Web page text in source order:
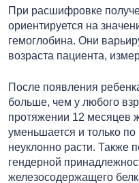
При расшифровке
ориентируется на
гемоглобина. Они
возраста пациента,
После появления
больше, чем у любого
протяжении 12 месяцев
уменьшается и только
неуклонно расти. Также
гендерной
железосодержащего